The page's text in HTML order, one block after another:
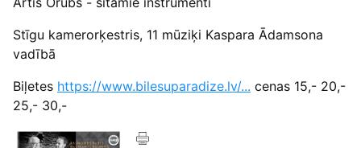
Stīgu kamerorķestris, 11 mūziķi Kaspara Ādamsona
vadībā
Biļetes https://www.bilesuparadize.lv/... cenas 15,- 20,-
25,- 30,-